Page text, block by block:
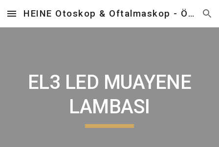
Skip to main content Skip to navigation
HEINE Otoskop & Oftalmaskop - Önder Tıbbi Cihazlar
EL3 LED MUAYENE
LAMBASI